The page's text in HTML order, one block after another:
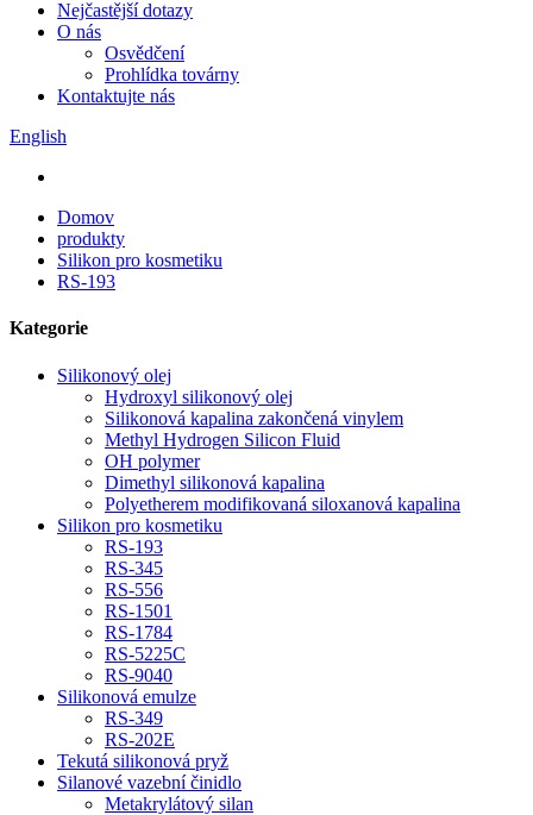
Nejčastější dotazy
O nás
Osvědčení
Prohlídka továrny
Kontaktujte nás
English
Domov
produkty
Silikon pro kosmetiku
RS-193
Kategorie
Silikonový olej
Hydroxyl silikonový olej
Silikonová kapalina zakončená vinylem
Methyl Hydrogen Silicon Fluid
OH polymer
Dimethyl silikonová kapalina
Polyetherem modifikovaná siloxanová kapalina
Silikon pro kosmetiku
RS-193
RS-345
RS-556
RS-1501
RS-1784
RS-5225C
RS-9040
Silikonová emulze
RS-349
RS-202E
Tekutá silikonová pryž
Silanové vazební činidlo
Metakrylátový silan